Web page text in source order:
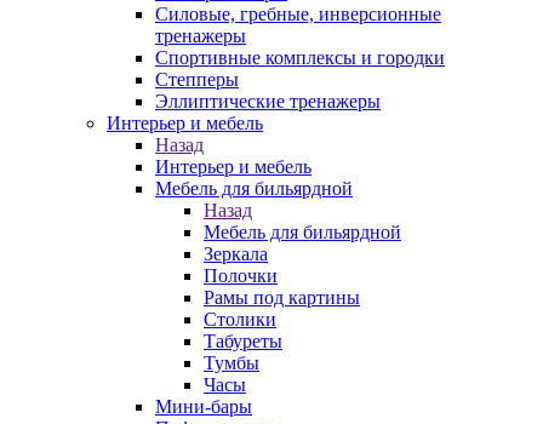
Силовые, гребные, инверсионные
тренажеры
Спортивные комплексы и городки
Степперы
Эллиптические тренажеры
Интерьер и мебель
Назад
Интерьер и мебель
Мебель для бильярдной
Назад
Мебель для бильярдной
Зеркала
Полочки
Рамы под картины
Столики
Табуреты
Тумбы
Часы
Мини-бары